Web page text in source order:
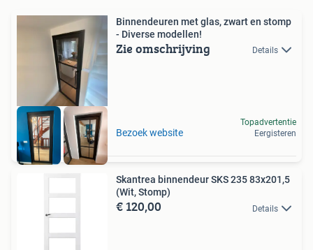
Binnendeuren met glas, zwart en stomp
- Diverse modellen!
Zie omschrijving Details
Bezoek website
Topadvertentie
Eergisteren
Skantrea binnendeur SKS 235 83x201,5
(Wit, Stomp)
€ 120,00 Details